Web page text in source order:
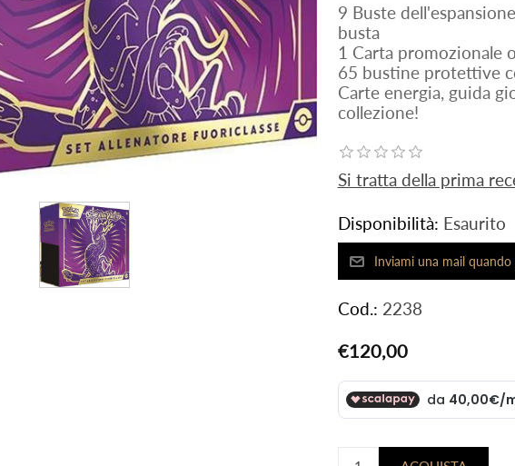
9 Buste
busta
1 Carta promozionale
65 bustine protettive
Carte energia, guida
collezione!
Si tratta della prima
Disponibilità: Esaurito
Cod.: 2238
€120,00